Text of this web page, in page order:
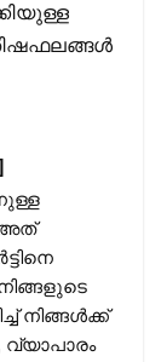
അത്
നിങ്ങൾക്ക്
വ്യാപാരം